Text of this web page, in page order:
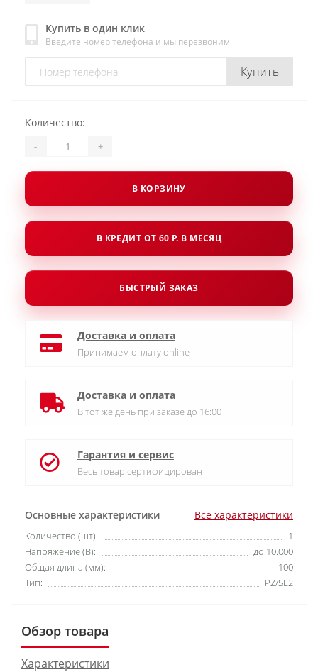
Купить в один клик
Введите номер телефона и мы перезвоним
Купить
Основные характеристики Все характеристики
Количество (шт):
1
Напряжение (В):
до 10.000
Общая длина (мм):
100
Тип:
PZ/SL2
Количество:
- +
В КОРЗИНУ
В КРЕДИТ ОТ 60 Р. В МЕСЯЦ
БЫСТРЫЙ ЗАКАЗ
Доставка и оплата
Принимаем оплату online
Доставка и оплата
В тот же день при заказе до 16:00
Гарантия и сервис
Весь товар сертифицирован
Обзор товара
Характеристики